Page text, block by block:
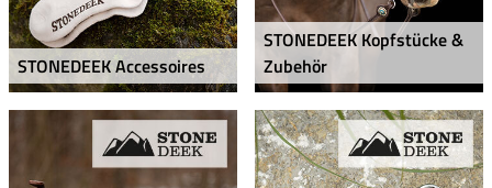
STONEDEEK Accessoires
STONEDEEK Kopfstücke &
Zubehör